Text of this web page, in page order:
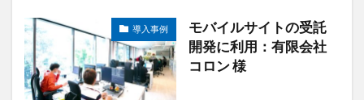
導入事例
モバイルサイトの受託
開発に利用：有限会社
コロン 様